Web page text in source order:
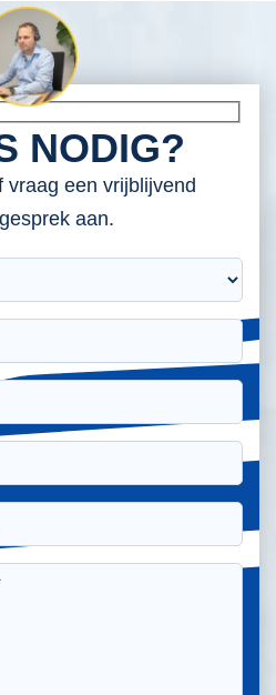
NODIG?
vraag een vrijblijvend
aan.